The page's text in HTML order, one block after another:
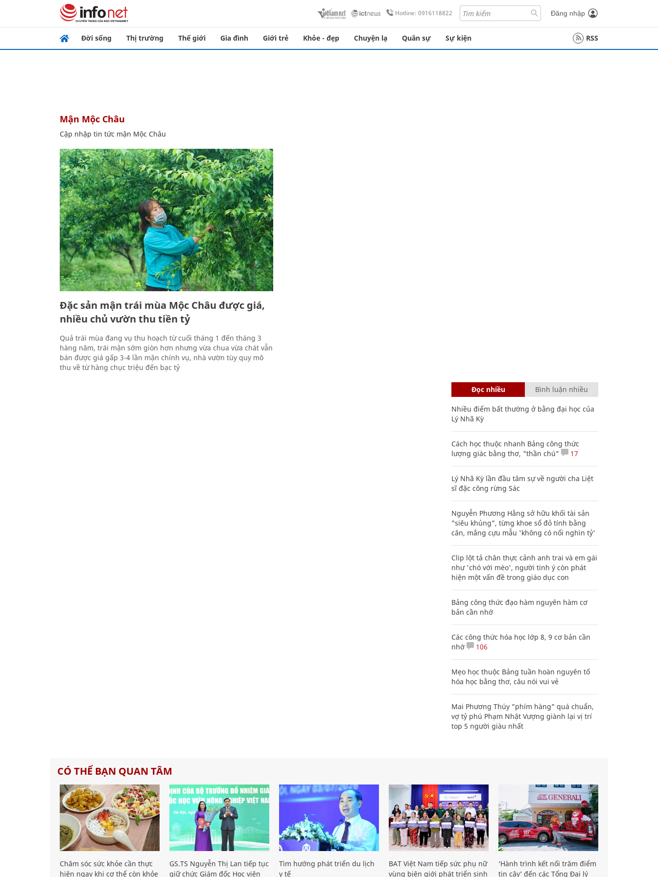
Hotline: 0916118822 Đăng nhập
Đời sống Thị trường Thế giới Gia đình Giới trẻ Khỏe - đẹp Chuyện lạ Quân sự Sự kiện RSS
mận Mộc Châu
Cập nhập tin tức mận Mộc Châu
Đặc sản mận trái mùa Mộc Châu được giá,
nhiều chủ vườn thu tiền tỷ
Quả trái mùa đang vụ thu hoạch từ cuối tháng 1 đến tháng 3
hàng năm, trái mận sớm giòn hơn nhưng vừa chua vừa chát vẫn
bán được giá gấp 3-4 lần mận chính vụ, nhà vườn tùy quy mô
thu về từ hàng chục triệu đến bạc tỷ
Đọc nhiều Bình luận nhiều
Nhiều điểm bất thường ở bằng đại học của
Lý Nhã Kỳ
Cách học thuộc nhanh Bảng công thức
lượng giác bằng thơ, "thần chú"
17
Lý Nhã Kỳ lần đầu tâm sự về người cha Liệt
sĩ đặc công rừng Sác
Nguyễn Phương Hằng sở hữu khối tài sản
"siêu khủng", từng khoe sổ đỏ tính bằng
cân, mắng cựu mẫu 'không có nổi nghìn tỷ'
Clip lột tả chân thực cảnh anh trai và em gái
như 'chó với mèo', người tinh ý còn phát
hiện một vấn đề trong giáo dục con
Bảng công thức đạo hàm nguyên hàm cơ
bản cần nhớ
Các công thức hóa học lớp 8, 9 cơ bản cần
nhớ
106
Mẹo học thuộc Bảng tuần hoàn nguyên tố
hóa học bằng thơ, câu nói vui vẻ
Mai Phương Thúy "phím hàng" quá chuẩn,
vợ tỷ phú Phạm Nhật Vượng giành lại vị trí
top 5 người giàu nhất
CÓ THỂ BẠN QUAN TÂM
Chăm sóc sức khỏe cần thực
hiện ngay khi cơ thể còn khỏe
GS.TS Nguyễn Thị Lan tiếp tục
giữ chức Giám đốc Học viện
Tìm hướng phát triển du lịch
y tế
BAT Việt Nam tiếp sức phụ nữ
vùng biên giới phát triển sinh
‘Hành trình kết nối trăm điểm
tin cậy’ đến các Tổng Đại lý